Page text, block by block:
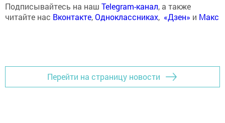
Подписывайтесь на наш Telegram-канал, а также
читайте нас Вконтакте,Одноклассниках, «Дзен» и Макс
Перейти на страницу новости